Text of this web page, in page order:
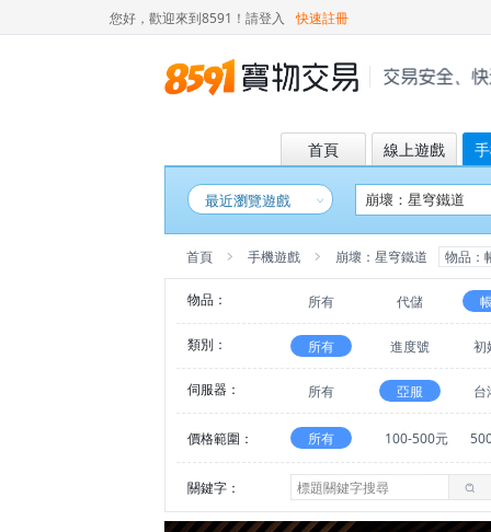
您好，歡迎來到8591！ 請登入 快速註冊
首頁 線上遊戲
最近瀏覽遊戲
首頁 手機遊戲 崩壞：星穹鐵道 物品：
物品： 所有 代儲
類別： 所有 進度號 初
伺服器： 所有 亞服 台
價格範圍： 所有 100-500元
關鍵字：